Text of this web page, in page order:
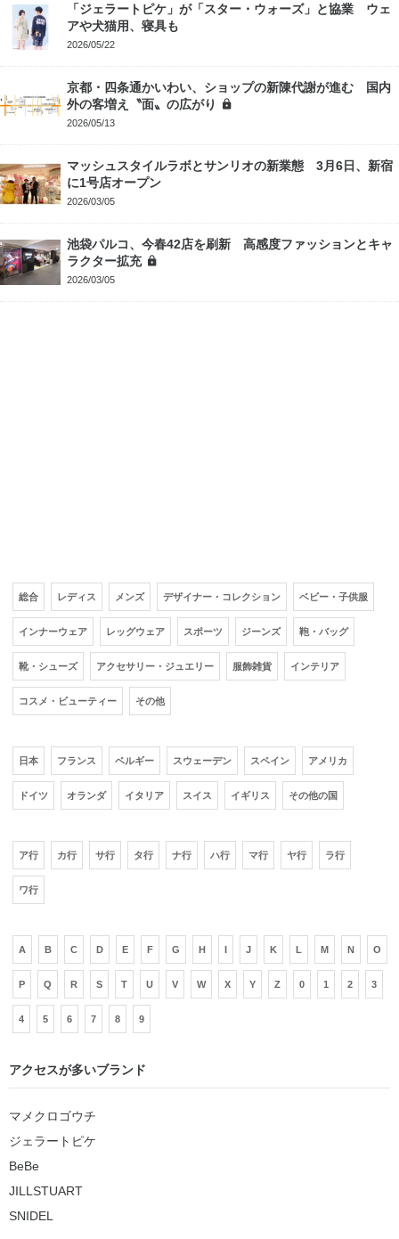
「ジェラートピケ」が「スター・ウォーズ」と協業 ウェ
アや犬猫用、寝具も
2026/05/22
京都・四条通かいわい、ショップの新陳代謝が進む 国内
外の客増え〝面〟の広がり
2026/05/13
マッシュスタイルラボとサンリオの新業態 3月6日、新宿
に1号店オープン
2026/03/05
池袋パルコ、今春42店を刷新 高感度ファッションとキャ
ラクター拡充
2026/03/05
総合 レディス メンズ デザイナー・コレクション ベビー・子供服
インナーウェア レッグウェア スポーツ ジーンズ 鞄・バッグ
靴・シューズ アクセサリー・ジュエリー 服飾雑貨 インテリア
コスメ・ビューティー その他
日本 フランス ベルギー スウェーデン スペイン アメリカ
ドイツ オランダ イタリア スイス イギリス その他の国
ア行 カ行 サ行 タ行 ナ行 ハ行 マ行 ヤ行 ラ行
ワ行
A B C D E F G H J K L M N O
P Q R S T U V W X Y Z 0 1 2 3
4 5 6 7 8 9
アクセスが多いブランド
マメクロゴウチ
ジェラートピケ
BeBe
JILLSTUART
SNIDEL